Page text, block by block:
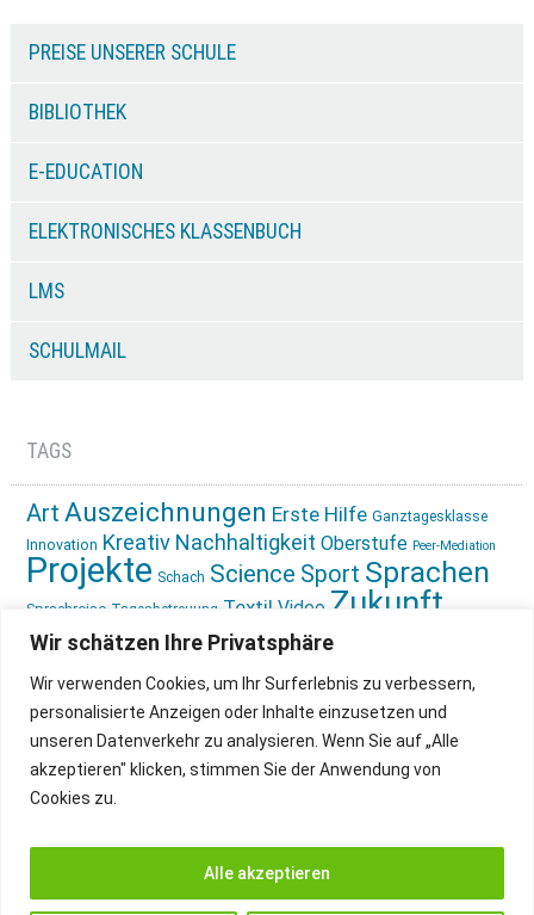
Wir schätzen Ihre Privatsphäre
Wir verwenden Cookies, um Ihr Surferlebnis zu verbessern,
personalisierte Anzeigen oder Inhalte einzusetzen und
unseren Datenverkehr zu analysieren. Wenn Sie auf „Alle
akzeptieren" klicken, stimmen Sie der Anwendung von
Cookies zu.
Alle akzeptieren
PREISE UNSERER SCHULE
BIBLIOTHEK
E-EDUCATION
ELEKTRONISCHES KLASSENBUCH
LMS
SCHULMAIL
TAGS
Art Auszeichnungen Erste Hilfe Ganztagesklasse
Innovation Kreativ Nachhaltigkeit Oberstufe Peer-Mediation
Projekte Schach Science Sport Sprachen
Sprachreise Tagesbetreuung Textil Video Zukunft
gestalten Ökologie
IMPRESSUM